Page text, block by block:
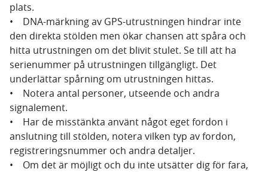
plats.
• DNA-märkning av GPS-utrustningen hindrar inte
den direkta stölden men ökar chansen att spåra och
hitta utrustningen om det blivit stulet. Se till att ha
serienummer på utrustningen tillgängligt. Det
underlättar spårning om utrustningen hittas.
• Notera antal personer, utseende och andra
signalement.
• Har de misstänkta använt något eget fordon i
anslutning till stölden, notera vilken typ av fordon,
registreringsnummer och andra detaljer.
• Om det är möjligt och du inte utsätter dig för fara,